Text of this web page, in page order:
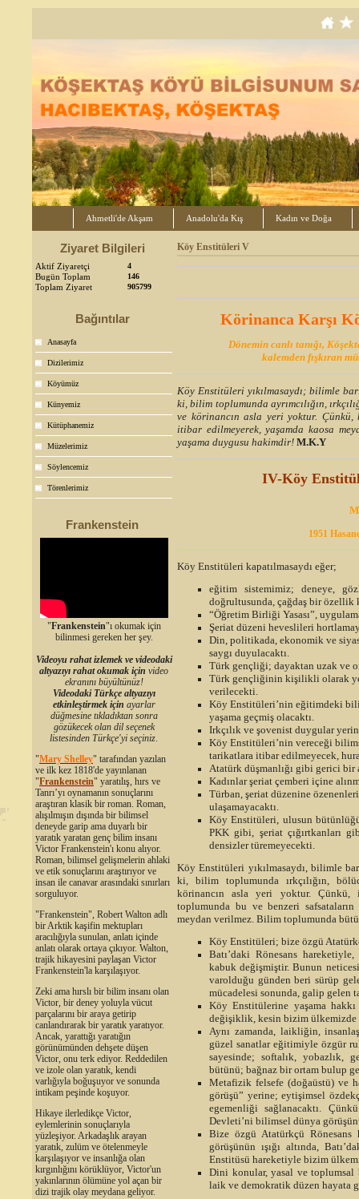
Ahmetli'de Akşam Anadolu'da Kış Kadın ve Doğa
Ziyaret Bilgileri
Aktif Ziyaretçi 4
Bugün Toplam 146
Toplam Ziyaret 905799
Bağıntılar
Anasayfa
Dizilerimiz
Köyümüz
Künyemiz
Kütüphanemiz
Müzelerimiz
Söylencemiz
Törenlerimiz
Frankenstein
"Frankenstein"ı okumak için
bilinmesi gereken her şey.
Videoyu rahat izlemek ve videodaki
altyazıyı rahat okumak için video
ekranını büyültünüz!
Videodaki Türkçe altyazıyı
etkinleştirmek için ayarlar
düğmesine tıkladıktan sonra
gözükecek olan dil seçenek
listesinden Türkçe'yi seçiniz.
"Mary Shelley" tarafından yazılan
ve ilk kez 1818'de yayınlanan
"Frankenstein" yaratılış, hırs ve
Tanrı’yı oynamanın sonuçlarını
araştıran klasik bir roman. Roman,
alışılmışın dışında bir bilimsel
deneyde garip ama duyarlı bir
yaratık yaratan genç bilim insanı
Victor Frankenstein'ı konu alıyor.
Roman, bilimsel gelişmelerin ahlaki
ve etik sonuçlarını araştırıyor ve
insan ile canavar arasındaki sınırları
sorguluyor.
"Frankenstein", Robert Walton adlı
bir Arktik kaşifin mektupları
aracılığıyla sunulan, anlatı içinde
anlatı olarak ortaya çıkıyor. Walton,
trajik hikayesini paylaşan Victor
Frankenstein'la karşılaşıyor.
Zeki ama hırslı bir bilim insanı olan
Victor, bir deney yoluyla vücut
parçalarını bir araya getirip
canlandırarak bir yaratık yaratıyor.
Ancak, yarattığı yaratığın
görünümünden dehşete düşen
Victor, onu terk ediyor. Reddedilen
ve izole olan yaratık, kendi
varlığıyla boğuşuyor ve sonunda
intikam peşinde koşuyor.
Hikaye ilerledikçe Victor,
eylemlerinin sonuçlarıyla
yüzleşiyor. Arkadaşlık arayan
yaratık, zulüm ve ötelenmeyle
karşılaşıyor ve insanlığa olan
kırgınlığını körüklüyor, Victor'un
yakınlarının ölümüne yol açan bir
dizi trajik olay meydana geliyor.
Köy Enstitüleri V
Körinanca Karşı
Dönemin canlı tanığı,
kalemden fışkıran
Köy Enstitüleri yıkılmasaydı; bilimle
ki, bilim toplumunda ayrımcılığın,
ve körinancın asla yeri yoktur.
itibar edilmeyerek, yaşamda kaosa
yaşama duygusu hakimdir! M.K.Y
IV-Köy
1951
Köy Enstitüleri kapatılmasaydı eğer;
eğitim sistemimiz; deneye,
doğrultusunda, çağdaş bir özellik
“Öğretim Birliği Yasası”,
Şeriat düzeni heveslileri
Din, politikada, ekonomik ve
saygı duyulacaktı.
Türk gençliği; dayaktan uzak ve
Türk gençliğinin kişilikli olarak
verilecekti.
Köy Enstitüleri’nin eğitimdeki
yaşama geçmiş olacaktı.
Irkçılık ve şovenist duygular
Köy Enstitüleri’nin vereceği
tarikatlara itibar edilmeyecek,
Atatürk düşmanlığı gibi gerici bir
Kadınlar şeriat çemberi içine
Türban, şeriat düzenine
ulaşamayacaktı.
Köy Enstitüleri, ulusun
PKK gibi, şeriat çığırtkanları
densizler türemeyecekti.
Köy Enstitüleri yıkılmasaydı, bilimle
ki, bilim toplumunda ırkçılığın,
körinancın asla yeri yoktur. Çünkü,
toplumunda bu ve benzeri
meydan verilmez. Bilim toplumunda
Köy Enstitüleri; bize özgü
Batı’daki Rönesans
kabuk değişmiştir. Bunun
varolduğu günden beri sürüp
mücadelesi sonunda, galip gelen
Köy Enstitülerine yaşama
değişiklik, kesin bizim ülkemizde
Aynı zamanda, laikliğin,
güzel sanatlar eğitimiyle özgür
sayesinde; softalık, yobazlık,
bütünü; bağnaz bir ortam bulup
Metafizik felsefe (doğaüstü) ve
görüşü” yerine; eytişimsel
egemenliği sağlanacaktı.
Devleti’ni bilimsel dünya
Bize özgü Atatürkçü
görüşünün ışığı altında,
Enstitüsü hareketiyle bizim
Dini konular, yasal ve
laik ve demokratik düzen hayata